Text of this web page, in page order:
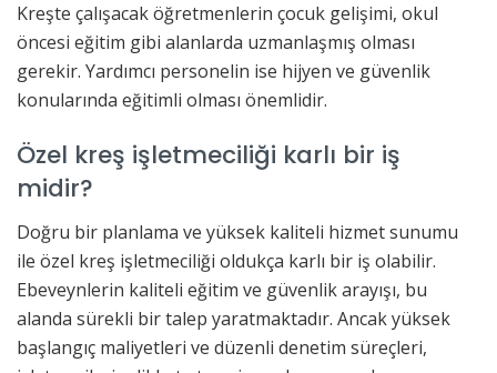
Kreşte çalışacak öğretmenlerin çocuk gelişimi, okul
öncesi eğitim gibi alanlarda uzmanlaşmış olması
gerekir. Yardımcı personelin ise hijyen ve güvenlik
konularında eğitimli olması önemlidir.
Özel kreş işletmeciliği karlı bir iş
midir?
Doğru bir planlama ve yüksek kaliteli hizmet sunumu
ile özel kreş işletmeciliği oldukça karlı bir iş olabilir.
Ebeveynlerin kaliteli eğitim ve güvenlik arayışı, bu
alanda sürekli bir talep yaratmaktadır. Ancak yüksek
başlangıç maliyetleri ve düzenli denetim süreçleri,